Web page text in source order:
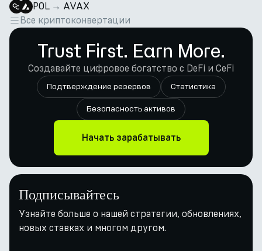
POL → AVAX
Все криптоконвертации
Trust First. Earn More.
Создавайте цифровое богатство с DeFi и CeFi
Подтверждение резервов Статистика
Безопасность активов
Начать зарабатывать
Подписывайтесь
Узнайте больше о нашей стратегии, обновлениях,
новых ставках и многом другом.